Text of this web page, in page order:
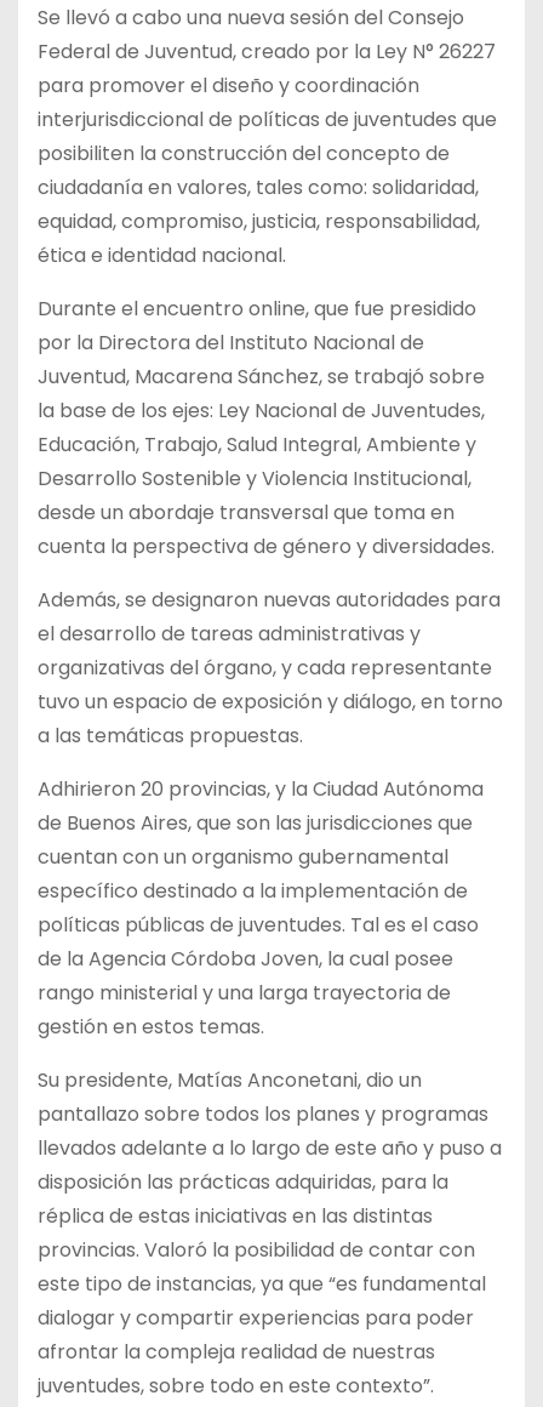
Se llevó a cabo una nueva sesión del Consejo
Federal de Juventud, creado por la Ley N° 26227
para promover el diseño y coordinación
interjurisdiccional de políticas de juventudes que
posibiliten la construcción del concepto de
ciudadanía en valores, tales como: solidaridad,
equidad, compromiso, justicia, responsabilidad,
ética e identidad nacional.
Durante el encuentro online, que fue presidido
por la Directora del Instituto Nacional de
Juventud, Macarena Sánchez, se trabajó sobre
la base de los ejes: Ley Nacional de Juventudes,
Educación, Trabajo, Salud Integral, Ambiente y
Desarrollo Sostenible y Violencia Institucional,
desde un abordaje transversal que toma en
cuenta la perspectiva de género y diversidades.
Además, se designaron nuevas autoridades para
el desarrollo de tareas administrativas y
organizativas del órgano, y cada representante
tuvo un espacio de exposición y diálogo, en torno
a las temáticas propuestas.
Adhirieron 20 provincias, y la Ciudad Autónoma
de Buenos Aires, que son las jurisdicciones que
cuentan con un organismo gubernamental
específico destinado a la implementación de
políticas públicas de juventudes. Tal es el caso
de la Agencia Córdoba Joven, la cual posee
rango ministerial y una larga trayectoria de
gestión en estos temas.
Su presidente, Matías Anconetani, dio un
pantallazo sobre todos los planes y programas
llevados adelante a lo largo de este año y puso a
disposición las prácticas adquiridas, para la
réplica de estas iniciativas en las distintas
provincias. Valoró la posibilidad de contar con
este tipo de instancias, ya que “es fundamental
dialogar y compartir experiencias para poder
afrontar la compleja realidad de nuestras
juventudes, sobre todo en este contexto”.